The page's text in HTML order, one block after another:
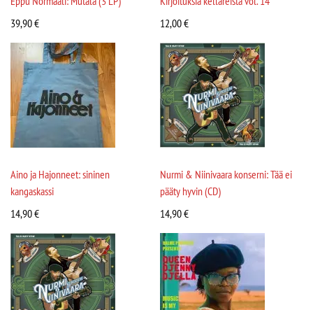
39,90€
12,00€
Aino ja Hajonneet: sininen
kangaskassi
14,90€
Nurmi & Niinivaara konserni: Tää ei
pääty hyvin (CD)
14,90€